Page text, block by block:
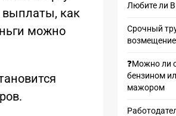
выплаты, как
можно
Любите ли
Срочный
❓Можно ли
бензином
мажором